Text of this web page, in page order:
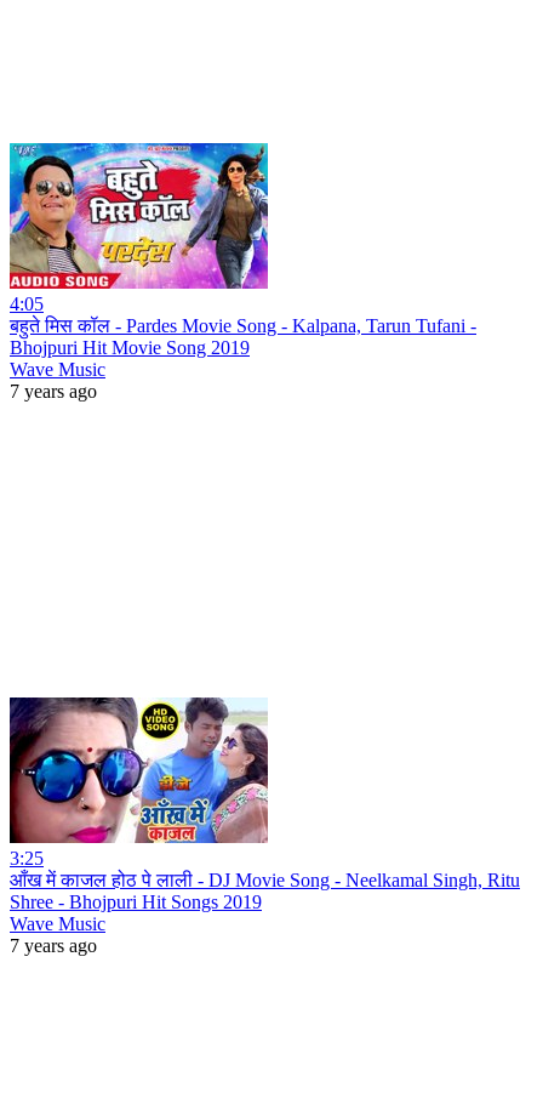
4:05
बहुते मिस कॉल - Pardes Movie Song - Kalpana, Tarun Tufani -
Bhojpuri Hit Movie Song 2019
Wave Music
7 years ago
3:25
आँख में काजल होठ पे लाली - DJ Movie Song - Neelkamal Singh, Ritu
Shree - Bhojpuri Hit Songs 2019
Wave Music
7 years ago